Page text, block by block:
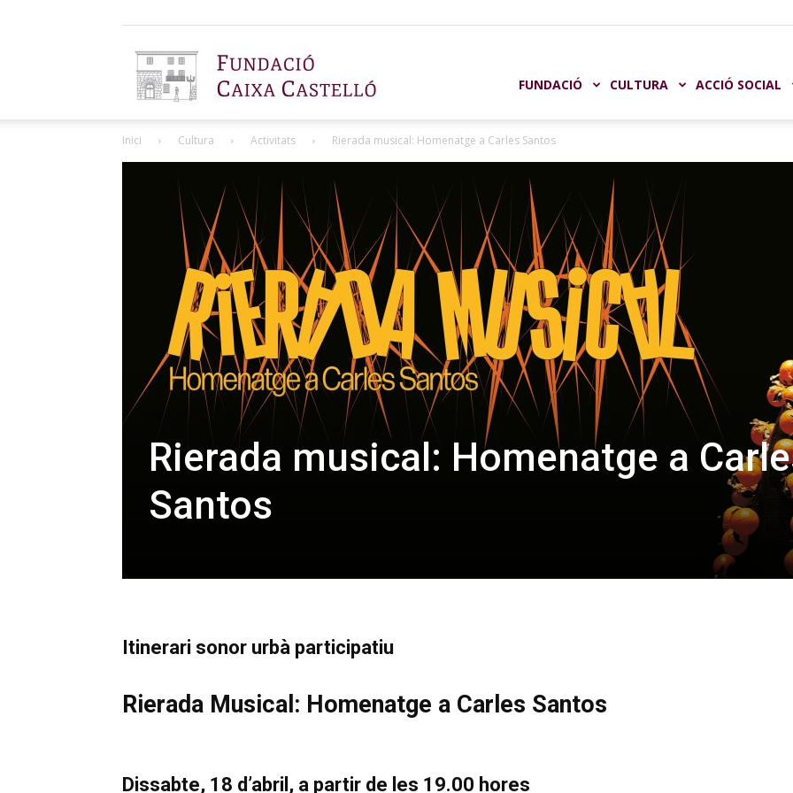
Caja
Castellón
FUNDACIÓ CULTURA ACCIÓ SOCIAL
Inici Cultura Activitats Rierada musical: Homenatge a Carles Santos
Rierada musical: Homenatge a
Santos
Itinerari sonor urbà participatiu
Rierada Musical: Homenatge a Carles Santos
Dissabte, 18 d’abril, a partir de les 19.00 hores